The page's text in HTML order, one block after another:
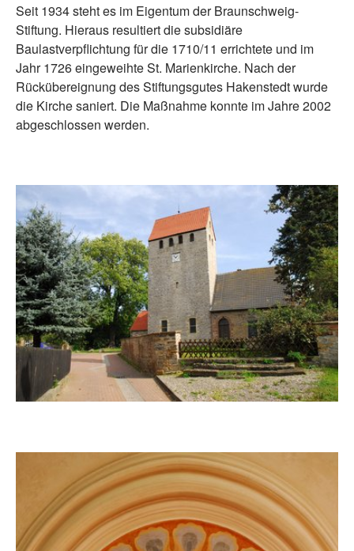
Seit 1934 steht es im Eigentum der Braunschweig-
Stiftung. Hieraus resultiert die subsidiäre
Baulastverpflichtung für die 1710/11 errichtete und im
Jahr 1726 eingeweihte St. Marienkirche. Nach der
Rückübereignung des Stiftungsgutes Hakenstedt wurde
die Kirche saniert. Die Maßnahme konnte im Jahre 2002
abgeschlossen werden.